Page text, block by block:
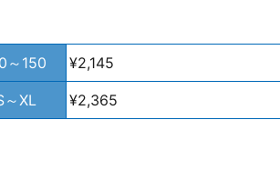
～150 ¥2,145
～XL ¥2,365